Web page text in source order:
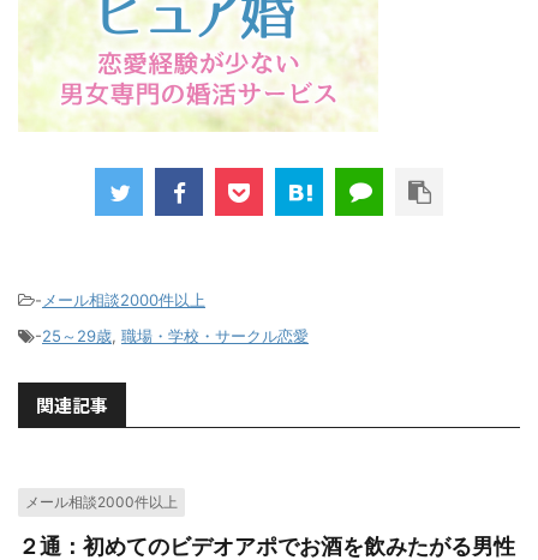
- メール相談2000件以上
-25～29歳, 職場・学校・サークル恋愛
関連記事
メール相談2000件以上
２通：初めてのビデオアポでお酒を飲みたがる男性